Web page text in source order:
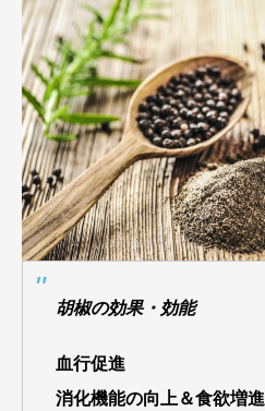
胡椒の効果・効能
血行促進
消化機能の向上＆食欲増進